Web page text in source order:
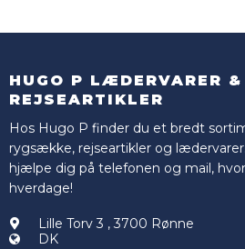
HUGO P LÆDERVARER &
REJSEARTIKLER
Hos Hugo P finder du et bredt
rygsække, rejseartikler og
hjælpe dig på telefonen og mail,
hverdage!
Lille Torv 3 ,3700 Rønne
DK